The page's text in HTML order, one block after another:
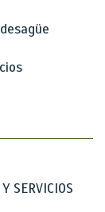
SERVICIOS